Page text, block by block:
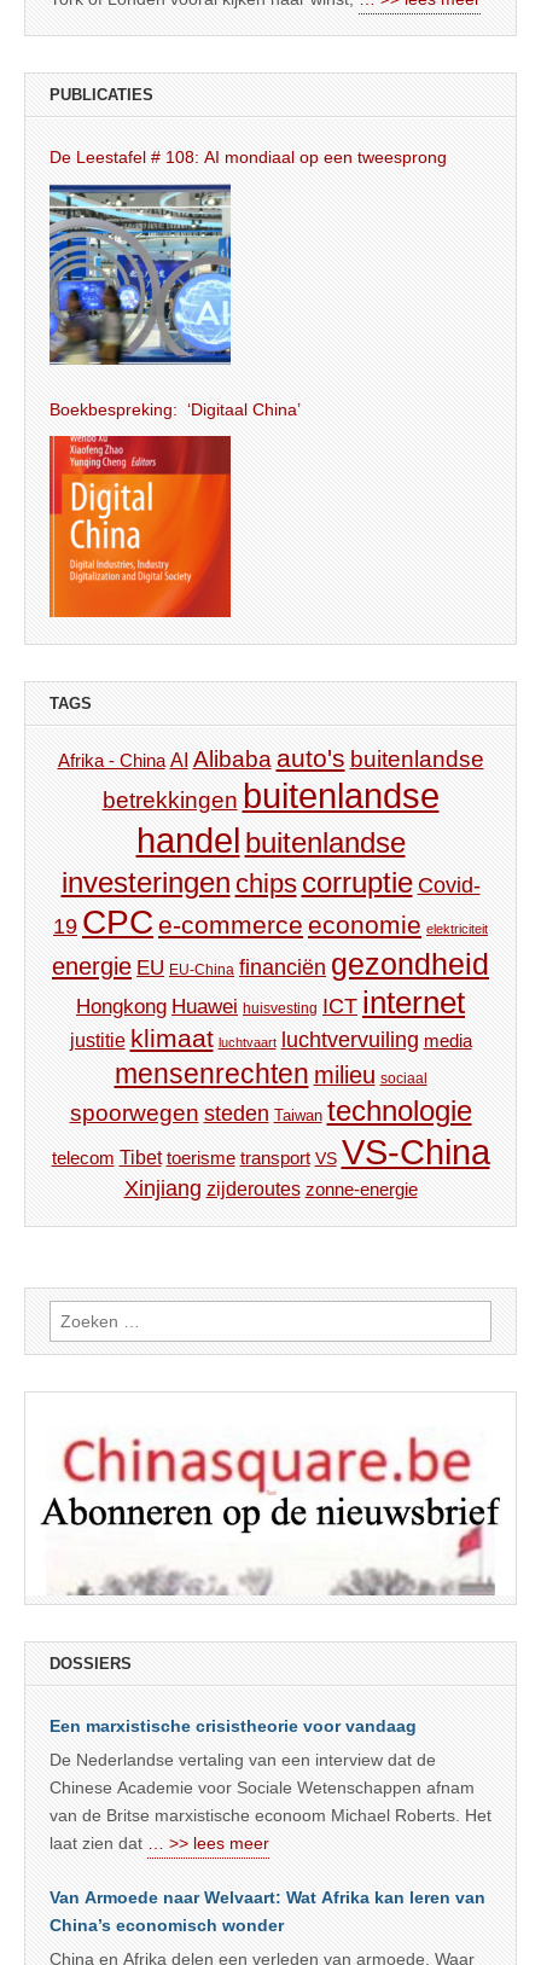
PUBLICATIES
De Leestafel # 108: AI mondiaal op een tweesprong
Boekbespreking: ‘Digitaal China’
TAGS
Afrika - China AI Alibaba auto's buitenlandse
betrekkingen buitenlandse
handel buitenlandse
investeringen chips corruptie Covid-
19 CPC e-commerce economie elektriciteit
energie EU EU-China financiën gezondheid
Hongkong Huawei huisvesting ICT internet
justitie klimaat luchtvaart luchtvervuiling media
mensenrechten milieu sociaal
spoorwegen steden Taiwan technologie
telecom Tibet toerisme transport VS VS-China
Xinjiang zijderoutes zonne-energie
Zoeken
naar:
DOSSIERS
Een marxistische crisistheorie voor vandaag
De Nederlandse vertaling van een interview dat de
Chinese Academie voor Sociale Wetenschappen afnam
van de Britse marxistische econoom Michael Roberts. Het
laat zien dat
… >> lees meer
Van Armoede naar Welvaart: Wat Afrika kan leren van
China’s economisch wonder
China en Afrika delen een verleden van armoede. Waar